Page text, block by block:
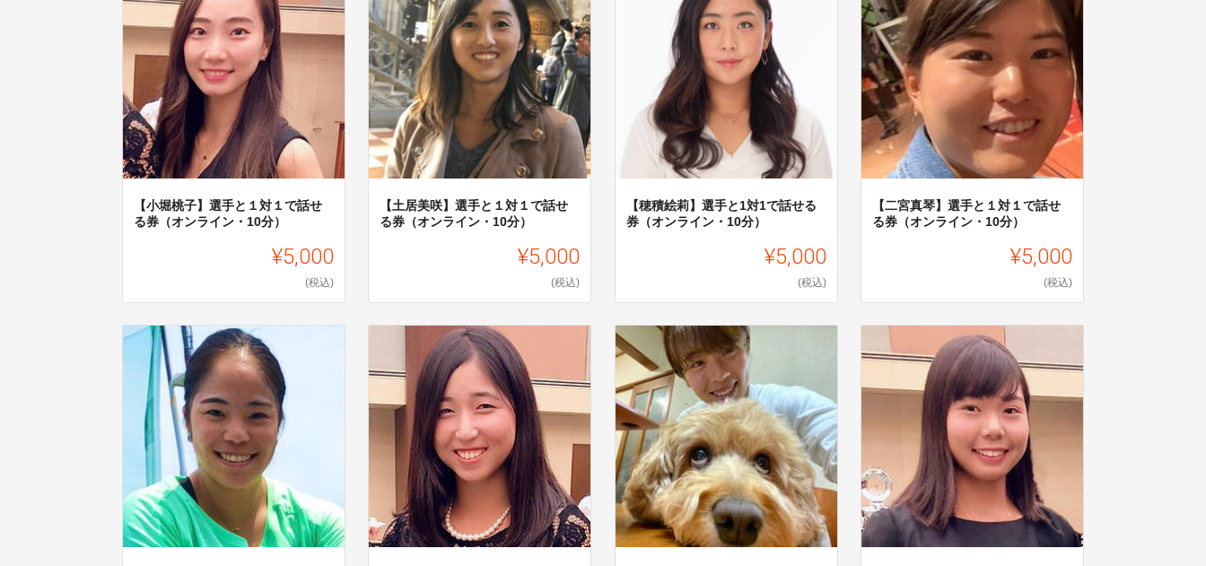
【小堀桃子】選手と１対１で話せ
る券（オンライン・10分）
¥5,000
(税込)
【土居美咲】選手と１対１で話せ
る券（オンライン・10分）
¥5,000
(税込)
【穂積絵莉】選手と1対1で話せる
券（オンライン・10分）
¥5,000
(税込)
【二宮真琴】選手と１対１で話せ
る券（オンライン・10分）
¥5,000
(税込)